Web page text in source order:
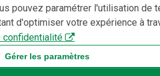
pouvez paramétrer l'utilisation de
d'optimiser votre expérience à
confidentialité
Gérer les paramètres